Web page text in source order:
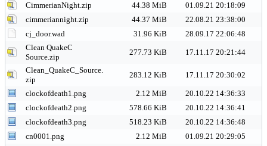
CimmerianNight.zip
44.38 MiB
01.09.21 20:18:09
cimmeriannight.zip
44.37 MiB
22.08.21 23:38:00
cj_door.wad
31.96 KiB
28.09.17 22:06:48
Clean QuakeC
Source.zip
277.73 KiB
17.11.17 20:21:44
Clean_QuakeC_Source.
zip
283.12 KiB 17.11.17 20:30:02
clockofdeath1.png 2.12 MiB
20.10.22 14:36:33
clockofdeath2.png
578.66 KiB
20.10.22 14:36:41
clockofdeath3.png
518.23 KiB
20.10.22 14:36:48
cn0001.png
2.12 MiB 01.09.21 20:29:05